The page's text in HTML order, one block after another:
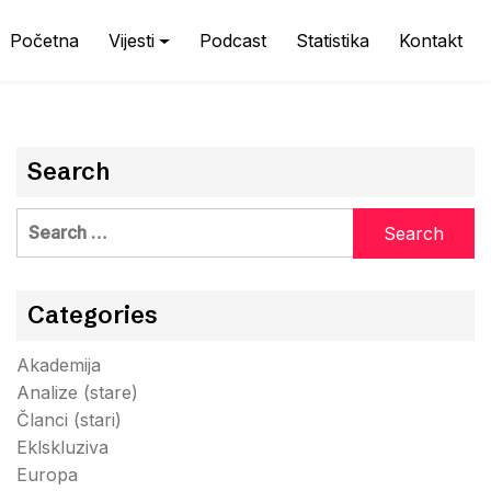
Početna Vijesti Podcast Statistika Kontakt
Search
Search
Categories
Akademija
Analize (stare)
Članci (stari)
Eklskluziva
Europa